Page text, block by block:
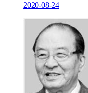
2020-08-24